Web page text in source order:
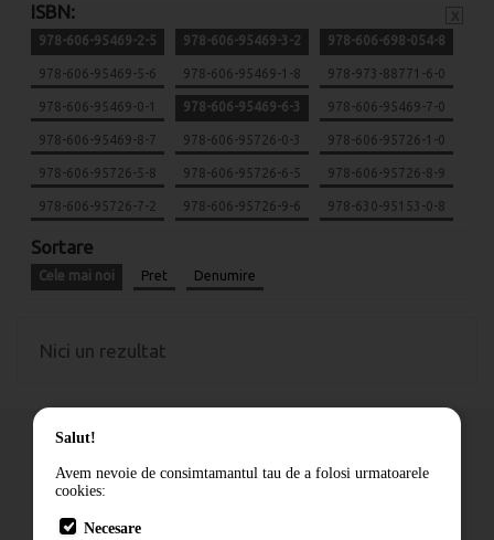
ISBN:
978-606-95469-2-5 978-606-95469-3-2 978-606-698-054-8
978-606-95469-5-6 978-606-95469-1-8 978-973-88771-6-0
978-606-95469-0-1 978-606-95469-6-3 978-606-95469-7-0
978-606-95469-8-7 978-606-95726-0-3 978-606-95726-1-0
978-606-95726-5-8 978-606-95726-6-5 978-606-95726-8-9
978-606-95726-7-2 978-606-95726-9-6 978-630-95153-0-8
Sortare
Cele mai noi Pret Denumire
Nici un rezultat
Cum comand
Livrare
Salut!
Avem nevoie de consimtamantul tau de a folosi urmatoarele
cookies:
Necesare